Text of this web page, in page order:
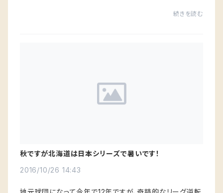
を掲載しているので北海道で一番売れているラーメン誌で
続きを読む
秋ですが北海道は日本シリーズで暑いです！
2016/10/26 14:43